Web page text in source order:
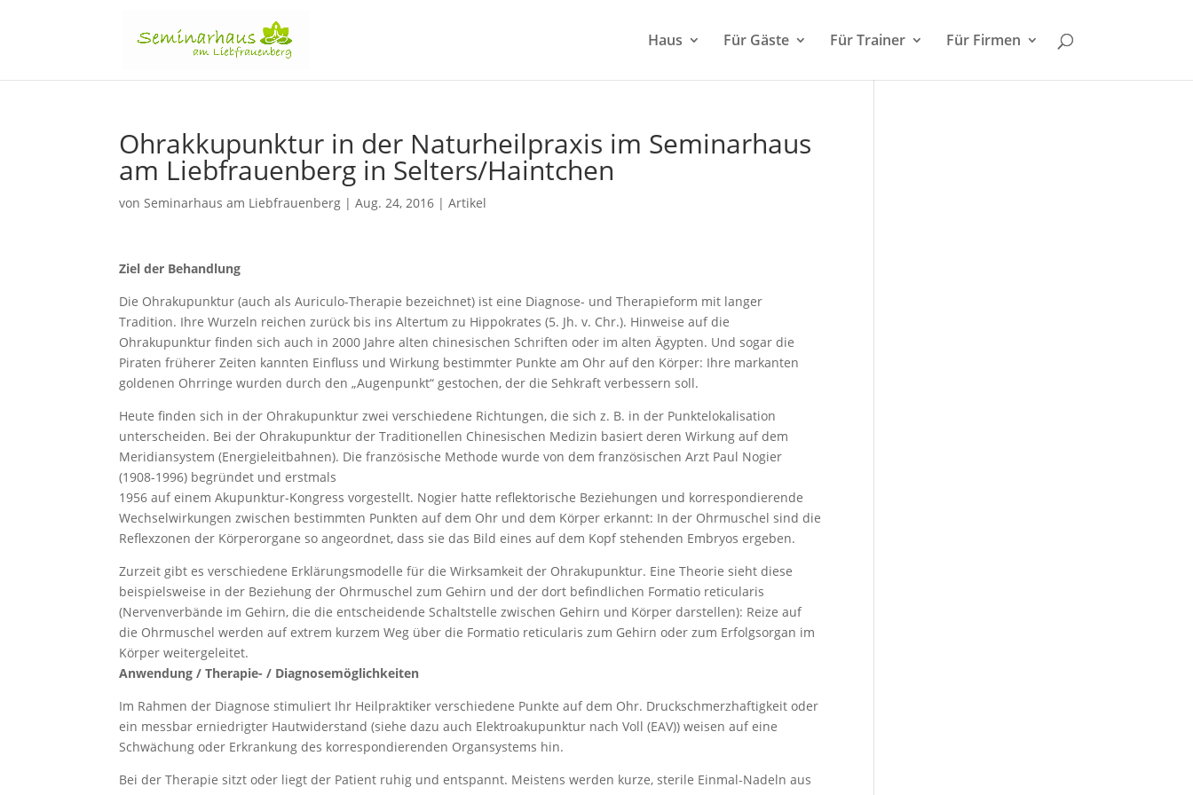
Haus Für Gäste Für Trainer Für Firmen
Ohrakkupunktur in der Naturheilpraxis im Seminarhaus
am Liebfrauenberg in Selters/Haintchen
vonSeminarhaus am Liebfrauenberg |Aug. 24, 2016 |Artikel
Ziel der Behandlung
Die Ohrakupunktur (auch als Auriculo-Therapie bezeichnet) ist eine Diagnose- und Therapieform mit langer
Tradition. Ihre Wurzeln reichen zurück bis ins Altertum zu Hippokrates (5. Jh. v. Chr.). Hinweise auf die
Ohrakupunktur finden sich auch in 2000 Jahre alten chinesischen Schriften oder im alten Ägypten. Und sogar die
Piraten früherer Zeiten kannten Einfluss und Wirkung bestimmter Punkte am Ohr auf den Körper: Ihre markanten
goldenen Ohrringe wurden durch den „Augenpunkt“ gestochen, der die Sehkraft verbessern soll.
Heute finden sich in der Ohrakupunktur zwei verschiedene Richtungen, die sich z. B. in der Punktelokalisation
unterscheiden. Bei der Ohrakupunktur der Traditionellen Chinesischen Medizin basiert deren Wirkung auf dem
Meridiansystem (Energieleitbahnen). Die französische Methode wurde von dem französischen Arzt Paul Nogier
(1908-1996) begründet und erstmals
1956 auf einem Akupunktur-Kongress vorgestellt. Nogier hatte reflektorische Beziehungen und korrespondierende
Wechselwirkungen zwischen bestimmten Punkten auf dem Ohr und dem Körper erkannt: In der Ohrmuschel sind die
Reflexzonen der Körperorgane so angeordnet, dass sie das Bild eines auf dem Kopf stehenden Embryos ergeben.
Zurzeit gibt es verschiedene Erklärungsmodelle für die Wirksamkeit der Ohrakupunktur. Eine Theorie sieht diese
beispielsweise in der Beziehung der Ohrmuschel zum Gehirn und der dort befindlichen Formatio reticularis
(Nervenverbände im Gehirn, die die entscheidende Schaltstelle zwischen Gehirn und Körper darstellen): Reize auf
die Ohrmuschel werden auf extrem kurzem Weg über die Formatio reticularis zum Gehirn oder zum Erfolgsorgan im
Körper weitergeleitet.
Anwendung / Therapie- / Diagnosemöglichkeiten
Im Rahmen der Diagnose stimuliert Ihr Heilpraktiker verschiedene Punkte auf dem Ohr. Druckschmerzhaftigkeit oder
ein messbar erniedrigter Hautwiderstand (siehe dazu auch Elektroakupunktur nach Voll (EAV)) weisen auf eine
Schwächung oder Erkrankung des korrespondierenden Organsystems hin.
Bei der Therapie sitzt oder liegt der Patient ruhig und entspannt. Meistens werden kurze, sterile Einmal-Nadeln aus